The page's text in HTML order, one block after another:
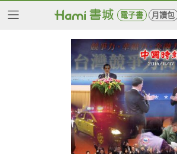
電子書 月讀包